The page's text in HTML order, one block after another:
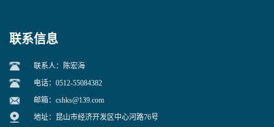
联系信息
联系人：陈宏海
电话：0512-55084382
邮箱： cshks@139.com
地址：昆山市经济开发区中心河路76号